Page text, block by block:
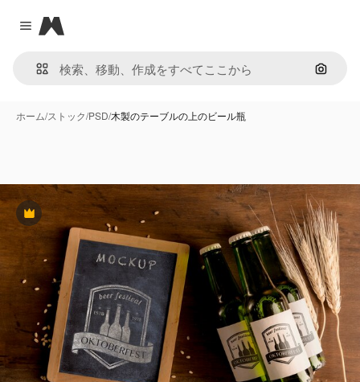
Close menu
Magnific
画像で
ホーム/ストック/PSD/木製のテーブルの上のビール瓶
Premium